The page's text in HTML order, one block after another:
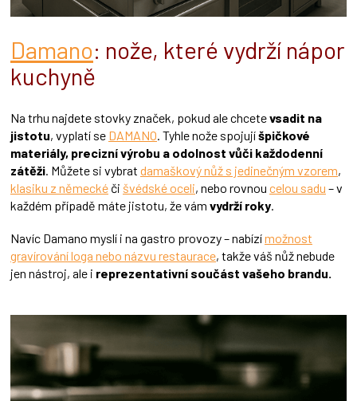
Damano: nože, které vydrží nápor
kuchyně
Na trhu najdete stovky značek, pokud ale chcetevsadit na
jistotu, vyplatí se DAMANO. Tyhle nože spojujíšpičkové
materiály, precizní výrobu a odolnost vůči každodenní
zátěži. Můžete si vybrat damaškový nůž s jedinečným vzorem,
klasiku z německé či švédské oceli, nebo rovnou celou sadu – v
každém případě máte jistotu, že vám vydrží roky.
Navíc Damano myslí i na gastro provozy – nabízímožnost
gravírování loga nebo názvu restaurace, takže váš nůž nebude
jen nástroj, ale i reprezentativní součást vašeho brandu.